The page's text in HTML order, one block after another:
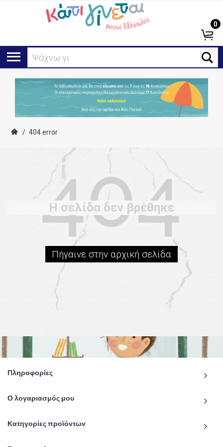
Ψάχνω για
0
/ 404 error
Η σελίδα δεν βρέθηκε
Πήγαινε στην αρχική σελίδα
Πληροφορίες
Ο λογαριασμός μου
Κατηγορίες προϊόντων